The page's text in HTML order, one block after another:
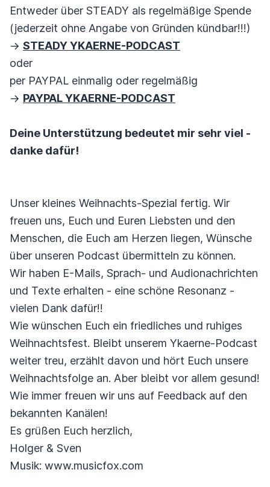
Entweder über STEADY als regelmäßige Spende
(jederzeit ohne Angabe von Gründen kündbar!!!)
-> STEADY YKAERNE-PODCAST
oder
per PAYPAL einmalig oder regelmäßig
-> PAYPAL YKAERNE-PODCAST
Deine Unterstützung bedeutet mir sehr viel -
danke dafür!
Unser kleines Weihnachts-Spezial fertig. Wir
freuen uns, Euch und Euren Liebsten und den
Menschen, die Euch am Herzen liegen, Wünsche
über unseren Podcast übermitteln zu können.
Wir haben E-Mails, Sprach- und Audionachrichten
und Texte erhalten - eine schöne Resonanz -
vielen Dank dafür!!
Wie wünschen Euch ein friedliches und ruhiges
Weihnachtsfest. Bleibt unserem Ykaerne-Podcast
weiter treu, erzählt davon und hört Euch unsere
Weihnachtsfolge an. Aber bleibt vor allem gesund!
Wie immer freuen wir uns auf Feedback auf den
bekannten Kanälen!
Es grüßen Euch herzlich,
Holger & Sven
Musik: www.musicfox.com